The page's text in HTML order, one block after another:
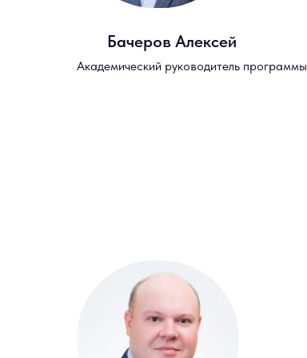
Бачеров Алексей
Академический руководитель программы